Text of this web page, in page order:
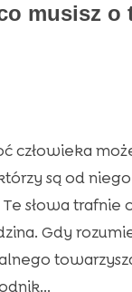
musisz o
człowieka
są od niego
słowa trafnie
Gdy